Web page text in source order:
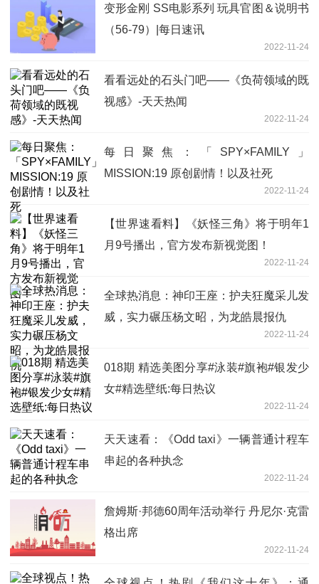
变形金刚 SS电影系列 玩具官图＆说明书
（56-79）|每日速讯
2022-11-24
看看远处的石头门吧——《负荷领域的既
视感》-天天热闻
2022-11-24
每日聚焦：「SPY×FAMILY」
MISSION:19 原创剧情！以及社死
2022-11-24
【世界速看料】《妖怪三角》将于明年1
月9号播出，官方发布新视觉图！
2022-11-24
全球热消息：神印王座：护夫狂魔采儿发
威，实力碾压杨文昭，为龙皓晨报仇
2022-11-24
018期 精选美图分享#泳装#旗袍#银发少
女#精选壁纸:每日热议
2022-11-24
天天速看：《Odd taxi》一辆普通计程车
串起的各种执念
2022-11-24
詹姆斯·邦德60周年活动举行 丹尼尔·克雷
格出席
2022-11-24